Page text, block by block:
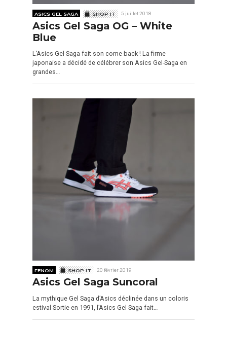
ASICS GEL SAGA SHOP IT 5 juillet 2018
Asics Gel Saga OG – White
Blue
L’Asics Gel-Saga fait son come-back ! La firme
japonaise a décidé de célébrer son Asics Gel-Saga en
grandes…
FENOM SHOP IT 20 février 2019
Asics Gel Saga Suncoral
La mythique Gel Saga d’Asics déclinée dans un coloris
estival Sortie en 1991, l’Asics Gel Saga fait…